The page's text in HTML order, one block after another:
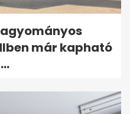
már kapható